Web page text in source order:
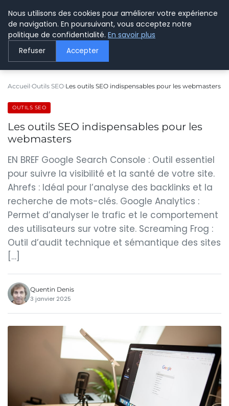
LE WEBMARKETING
Accueil Outils SEO Les outils SEO indispensables pour les webmasters
OUTILS SEO
Les outils SEO indispensables pour les
webmasters
EN BREF Google Search Console : Outil essentiel
pour suivre la visibilité et la santé de votre site.
Ahrefs : Idéal pour l’analyse des backlinks et la
recherche de mots-clés. Google Analytics :
Permet d’analyser le trafic et le comportement
des utilisateurs sur votre site. Screaming Frog :
Outil d’audit technique et sémantique des sites
[…]
Quentin Denis
3 janvier 2025
Nous utilisons des cookies pour améliorer votre expérience
de navigation. En poursuivant, vous acceptez notre
politique de confidentialité. En savoir plus
Refuser Accepter